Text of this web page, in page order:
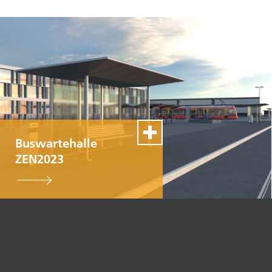
Buswartehalle
ZEN2023
100% Swiss Made
Personnalisable